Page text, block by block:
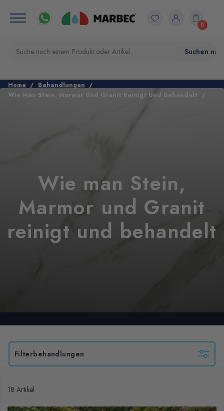
0
Home
Behandlungen
Wie Man Stein, Marmor Und Granit Reinigt Und Behandelt
Wie man Stein,
Marmor und Granit
reinigt und behandelt
Filterbehandlungen
18 Artikel